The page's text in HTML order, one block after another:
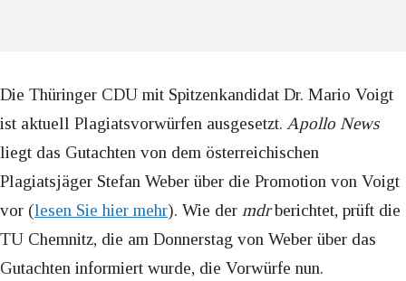
Die Thüringer CDU mit Spitzenkandidat Dr. Mario Voigt
ist aktuell Plagiatsvorwürfen ausgesetzt. Apollo News
liegt das Gutachten von dem österreichischen
Plagiatsjäger Stefan Weber über die Promotion von Voigt
vor (lesen Sie hier mehr). Wie der mdrberichtet, prüft die
TU Chemnitz, die am Donnerstag von Weber über das
Gutachten informiert wurde, die Vorwürfe nun.